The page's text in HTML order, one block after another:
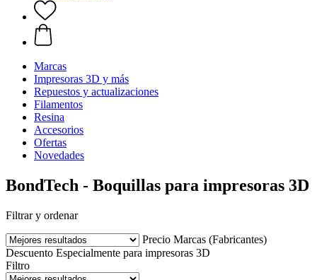
Marcas
Impresoras 3D y más
Repuestos y actualizaciones
Filamentos
Resina
Accesorios
Ofertas
Novedades
BondTech - Boquillas para impresoras 3D
Filtrar y ordenar
Precio Marcas (Fabricantes)
Descuento Especialmente para impresoras 3D
Filtro